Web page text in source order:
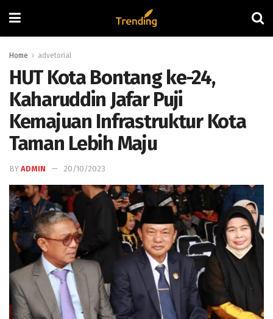
Home advetorial
HUT Kota Bontang ke-24,
Kaharuddin Jafar Puji
Kemajuan Infrastruktur Kota
Taman Lebih Maju
BY ADMIN 20/10/2023